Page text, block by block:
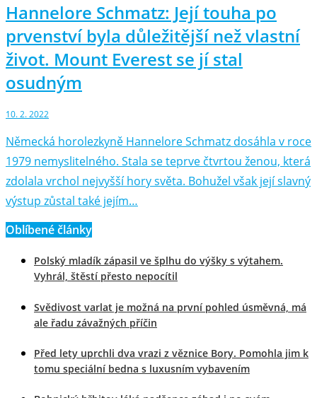
Hannelore Schmatz: Její touha po
prvenství byla důležitější než vlastní
život. Mount Everest se jí stal
osudným
10. 2. 2022
Německá horolezkyně Hannelore Schmatz dosáhla v roce
1979 nemyslitelného. Stala se teprve čtvrtou ženou, která
zdolala vrchol nejvyšší hory světa. Bohužel však její slavný
výstup zůstal také jejím…
Oblíbené články
Polský mladík zápasil ve šplhu do výšky s výtahem.
Vyhrál, štěstí přesto nepocítil
Svědivost varlat je možná na první pohled úsměvná, má
ale řadu závažných příčin
Před lety uprchli dva vrazi z věznice Bory. Pomohla jim k
tomu speciální bedna s luxusním vybavením